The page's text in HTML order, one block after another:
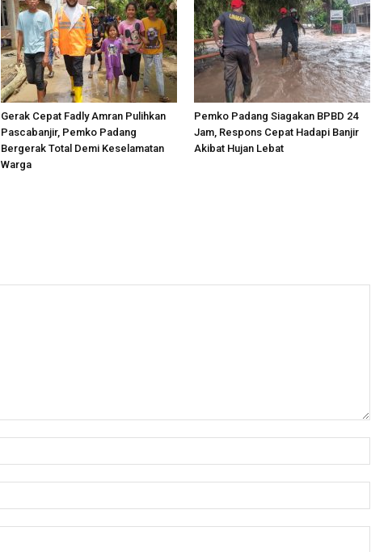
Gerak Cepat Fadly Amran Pulihkan
Pascabanjir, Pemko Padang
Bergerak Total Demi Keselamatan
Warga
Pemko Padang Siagakan BPBD 24
Jam, Respons Cepat Hadapi Banjir
Akibat Hujan Lebat